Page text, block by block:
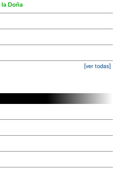
Doña
[ver todas]